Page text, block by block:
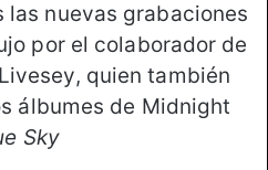
las nuevas grabaciones
por el colaborador de
quien también
álbumes de Midnight
Sky